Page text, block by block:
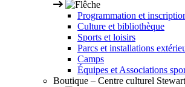
Programmation et
Culture et bibliothèque
Sports et loisirs
Parcs et installations
Camps
Équipes et Associations
Boutique – Centre culturel